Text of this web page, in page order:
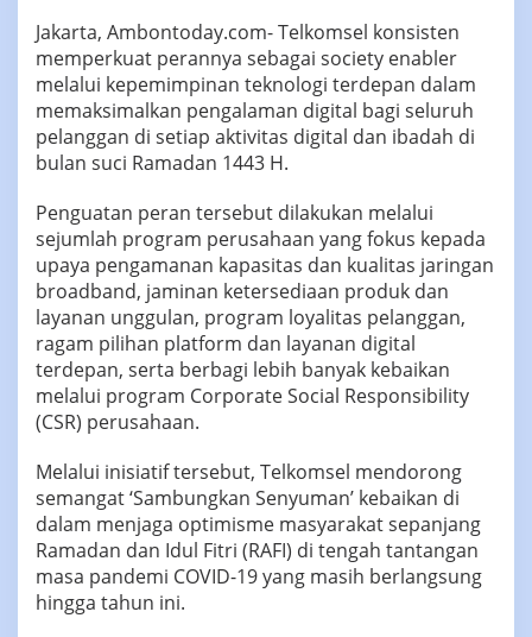
Jakarta, Ambontoday.com- Telkomsel konsisten
memperkuat perannya sebagai society enabler
melalui kepemimpinan teknologi terdepan dalam
memaksimalkan pengalaman digital bagi seluruh
pelanggan di setiap aktivitas digital dan ibadah di
bulan suci Ramadan 1443 H.
Penguatan peran tersebut dilakukan melalui
sejumlah program perusahaan yang fokus kepada
upaya pengamanan kapasitas dan kualitas jaringan
broadband, jaminan ketersediaan produk dan
layanan unggulan, program loyalitas pelanggan,
ragam pilihan platform dan layanan digital
terdepan, serta berbagi lebih banyak kebaikan
melalui program Corporate Social Responsibility
(CSR) perusahaan.
Melalui inisiatif tersebut, Telkomsel mendorong
semangat ‘Sambungkan Senyuman’ kebaikan di
dalam menjaga optimisme masyarakat sepanjang
Ramadan dan Idul Fitri (RAFI) di tengah tantangan
masa pandemi COVID-19 yang masih berlangsung
hingga tahun ini.